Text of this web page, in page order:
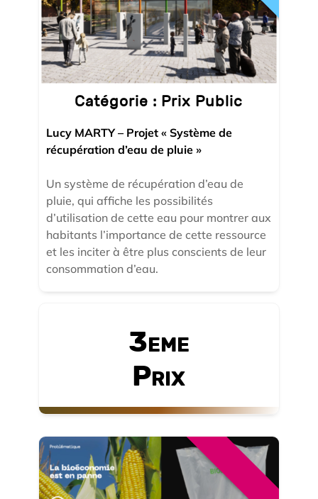
Catégorie : Prix Public
Lucy MARTY – Projet « Système de
récupération d’eau de pluie »
Un système de récupération d’eau de
pluie, qui affiche les possibilités
d’utilisation de cette eau pour montrer aux
habitants l’importance de cette ressource
et les inciter à être plus conscients de leur
consommation d’eau.
3eme
Prix